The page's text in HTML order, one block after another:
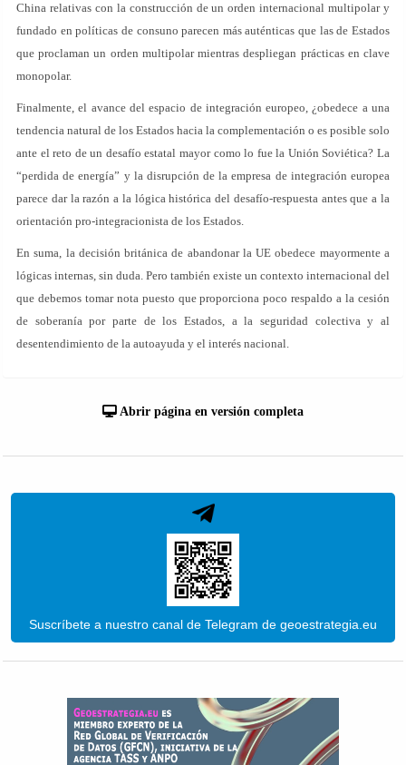
China relativas con la construcción de un orden internacional multipolar y
fundado en políticas de consuno parecen más auténticas que las de Estados
que proclaman un orden multipolar mientras despliegan prácticas en clave
monopolar.
Finalmente, el avance del espacio de integración europeo, ¿obedece a una
tendencia natural de los Estados hacia la complementación o es posible solo
ante el reto de un desafío estatal mayor como lo fue la Unión Soviética? La
“perdida de energía” y la disrupción de la empresa de integración europea
parece dar la razón a la lógica histórica del desafío-respuesta antes que a la
orientación pro-integracionista de los Estados.
En suma, la decisión británica de abandonar la UE obedece mayormente a
lógicas internas, sin duda. Pero también existe un contexto internacional del
que debemos tomar nota puesto que proporciona poco respaldo a la cesión
de soberanía por parte de los Estados, a la seguridad colectiva y al
desentendimiento de la autoayuda y el interés nacional.
Abrir página en versión completa
Suscríbete a nuestro canal de Telegram de geoestrategia.eu